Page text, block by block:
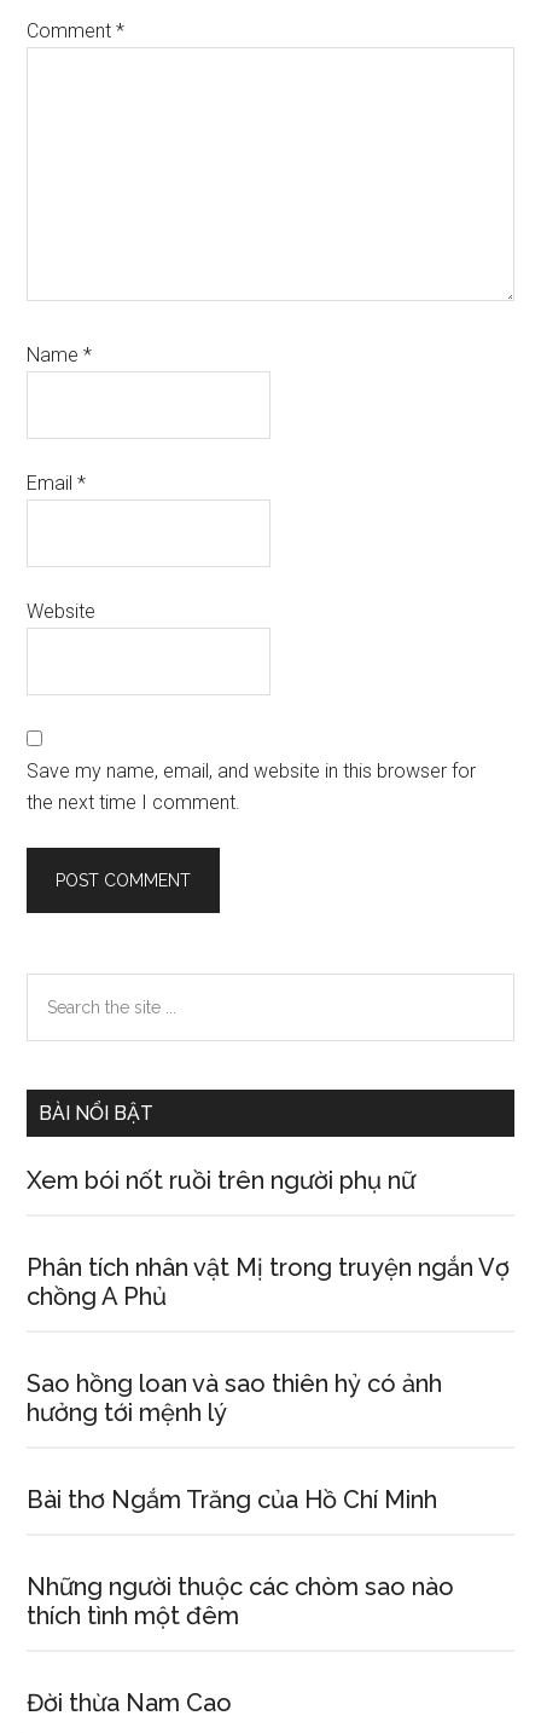
Comment*
Name*
Email*
Website
Save my name, email, and website in this browser for
the next time I comment.
Primary
Sidebar
the
BÀI NỔI BẬT
Xem bói nốt ruồi trên người phụ nữ
Phân tích nhân vật Mị trong truyện ngắn Vợ
chồng A Phủ
Sao hồng loan và sao thiên hỷ có ảnh
hưởng tới mệnh lý
Bài thơ Ngắm Trăng của Hồ Chí Minh
Những người thuộc các chòm sao nào
thích tình một đêm
Đời thừa Nam Cao